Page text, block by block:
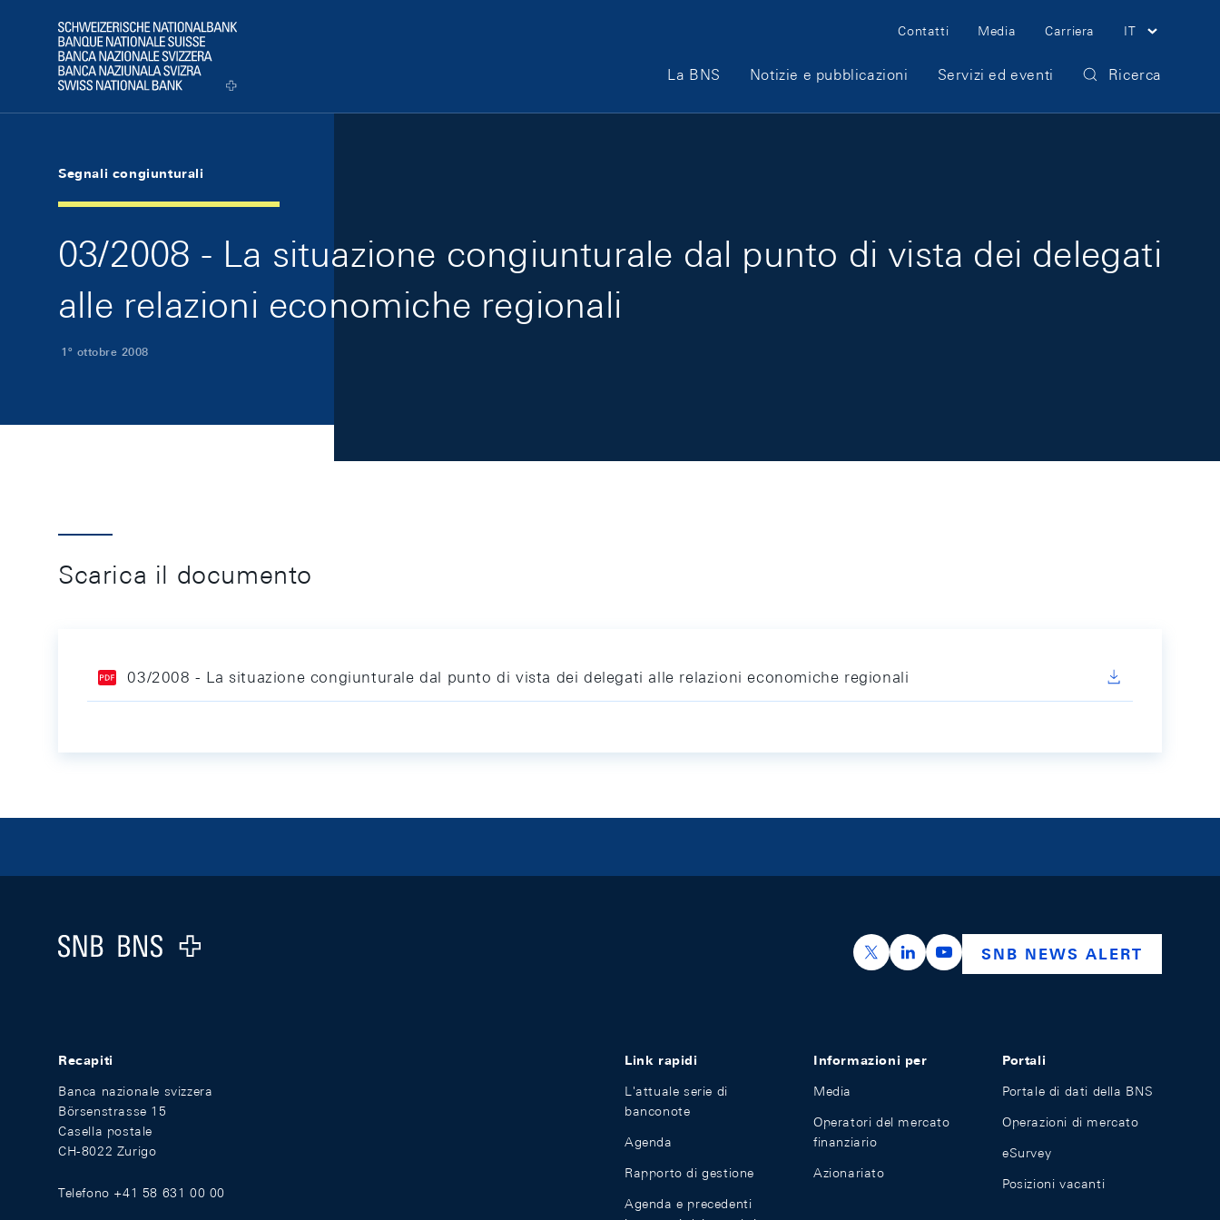
Logo
Meta Navigation
Contatti Media Carriera IT
Main Navigation
La BNS Notizie e pubblicazioni Servizi ed eventi Ricerca
Segnali congiunturali
03/2008 - La situazione congiunturale dal punto di vista dei delegati
alle relazioni economiche regionali
1º ottobre 2008
Scarica il documento
03/2008 - La situazione congiunturale dal punto di vista dei delegati alle relazioni economiche regionali
Logo
https://x.com/snb_bns
https://ch.linkedin.com/company/swiss-
https://www.youtube.com/
SNB NEWS ALERT
Recapiti
Banca nazionale svizzera
Börsenstrasse 15
Casella postale
CH-8022 Zurigo
Telefono +41 58 631 00 00
Link rapidi
L'attuale serie di
banconote
Agenda
Rapporto di gestione
Agenda e precedenti
Informazioni per
Media
Operatori del mercato
finanziario
Azionariato
Portali
Portale di dati della BNS
Operazioni di mercato
eSurvey
Posizioni vacanti